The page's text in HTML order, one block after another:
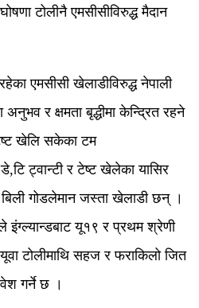
टोलीनै एमसीसीविरुद्ध मैदान
एमसीसी खेलाडीविरुद्ध नेपाली
र क्षमता बृद्धीमा केन्द्रित रहने
खेलि सकेका टम
ट्वान्टी र टेष्ट खेलेका यासिर
गोडलेमान जस्ता खेलाडी छन् ।
इंग्ल्यान्डबाट यू१९ र प्रथम श्रेणी
टोलीमाथि सहज र फराकिलो जित
गर्ने छ ।